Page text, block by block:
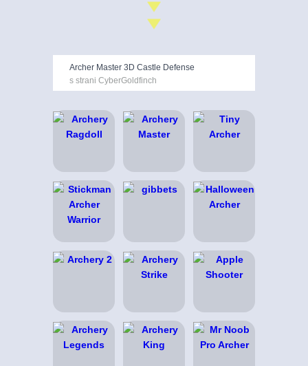
Archer Master 3D Castle Defense
s strani CyberGoldfinch